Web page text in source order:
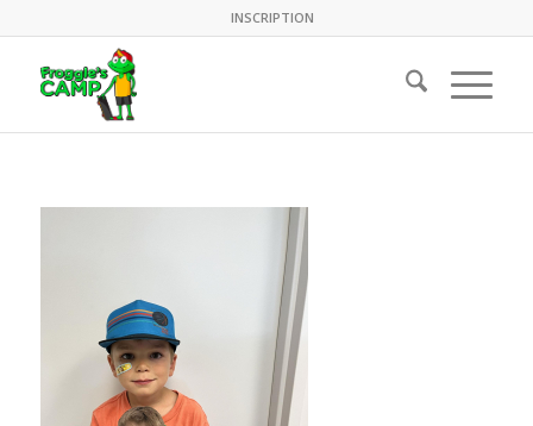
INSCRIPTION